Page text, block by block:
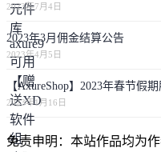
2023年7月4日
2023年3月佣金结算公告
2023年4月5日
【AxureShop】2023年春节假
2023年1月16日
免责申明：本站作品均为